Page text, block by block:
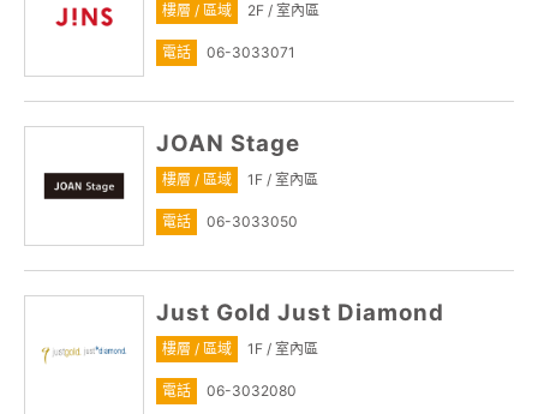
樓層 / 區域 2F / 室內區
電話 06-3033071
JOAN Stage
樓層 / 區域 1F / 室內區
電話 06-3033050
Just Gold Just Diamond
樓層 / 區域 1F / 室內區
電話 06-3032080